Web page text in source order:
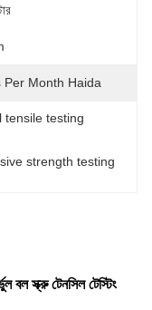
Per Month Haida
tensile testing
strength testing
বল স্ক্রু টেনসিল টেস্টিং